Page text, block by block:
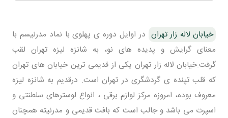
خیابان لاله زار تهران در اوایل دوره ی پهلوی با نماد مدرنیسم با
معنای گرایش و پدیده های نو، به شانزه لیزه تهران لقب
گرفت.خیابان لاله زار تهران یکی از قدیمی ترین خیابان های تهران
که قلب تپنده ی گردشگری در تهران است. درقدیم به شانزه لیزه
معروف بوده، امروزه مرکز لوازم برقی ، انواع لوسترهای سلطنتی و
اسپرت می باشد و جالب است که بافت قدیمی و مدرنیته همچنان